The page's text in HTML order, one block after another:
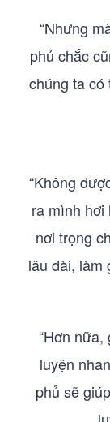
“Nhưng
phủ chắc
chúng ta có
“Không
ra mình hơi
nơi trọng
lâu dài, làm
“Hơn
luyện
phủ sẽ